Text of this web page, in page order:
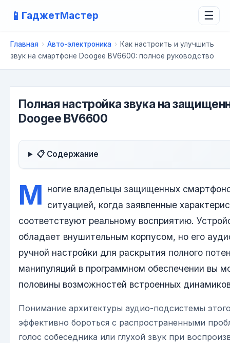
📱 ГаджетМастер ☰
Главная › Авто-электроника › Как настроить и улучшить
звук на смартфоне Doogee BV6600: полное руководство
Полная настройка звука на
Doogee BV6600
📋 Содержание
М ногие владельцы защищенных
ситуацией, когда заявленные
соответствуют реальному восприятию.
обладает внушительным корпусом, но его
ручной настройки для раскрытия полного
манипуляций в программном обеспечении вы
половины возможностей встроенных
Понимание архитектуры аудио-подсистемы
эффективно бороться с распространенными
голос собеседника или глухой звук при